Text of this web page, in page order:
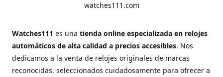
watches111.com
Watches111 es una tienda online especializada en relojes
automáticos de alta calidad a precios accesibles. Nos
dedicamos a la venta de relojes originales de marcas
reconocidas, seleccionados cuidadosamente para ofrecer a